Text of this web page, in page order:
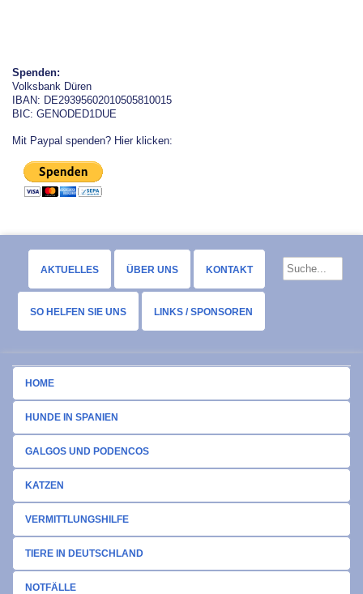
Spenden:
Volksbank Düren
IBAN: DE29395602010505810015
BIC: GENODED1DUE
Mit Paypal spenden? Hier klicken:
AKTUELLES ÜBER UNS KONTAKT
SO HELFEN SIE UNS LINKS / SPONSOREN
HOME
HUNDE IN SPANIEN
GALGOS UND PODENCOS
KATZEN
VERMITTLUNGSHILFE
TIERE IN DEUTSCHLAND
NOTFÄLLE